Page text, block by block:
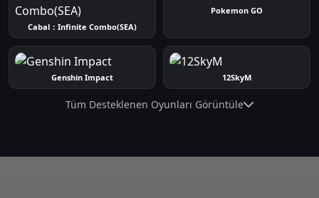
Cabal：Infinite Combo(SEA)
Pokemon GO
Genshin Impact 12SkyM
Tüm Desteklenen Oyunları Görüntüle